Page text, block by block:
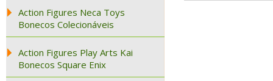
Action Figures Neca Toys
Bonecos Colecionáveis
Action Figures Play Arts Kai
Bonecos Square Enix